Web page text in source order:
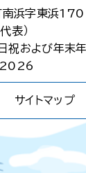
南浜字東浜170
表）
祝および年末
サイトマップ